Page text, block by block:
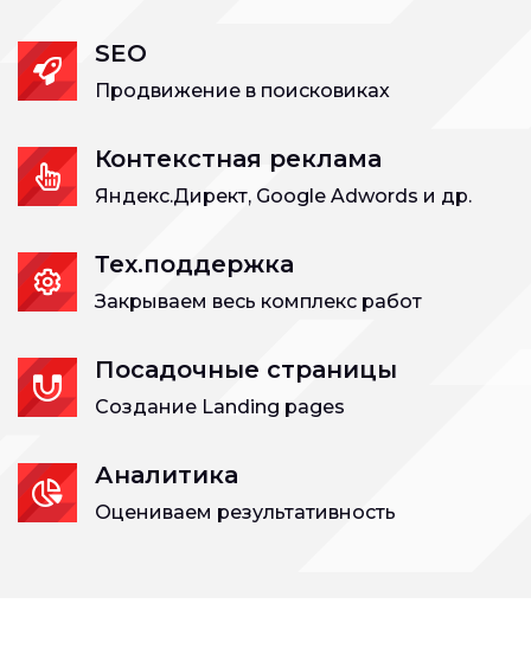
SEO
Продвижение в поисковиках
Контекстная реклама
Яндекс.Директ, Google Adwords и др.
Тех.поддержка
Закрываем весь комплекс работ
Посадочные страницы
Создание Landing pages
Аналитика
Оцениваем результативность